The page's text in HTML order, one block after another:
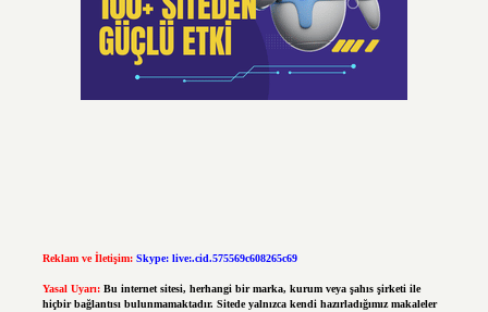
Reklam ve İletişim: Skype: live:.cid.575569c608265c69
Yasal Uyarı: Bu internet sitesi, herhangi bir marka, kurum veya şahıs şirketi ile
hiçbir bağlantısı bulunmamaktadır. Sitede yalnızca kendi hazırladığımız makaleler